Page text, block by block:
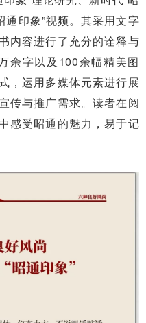
通印象”视频。其采用文字
内容进行了充分的诠释与
余字以及100余幅精美图
，运用多媒体元素进行展
传与推广需求。读者在阅
感受昭通的魅力，易于记